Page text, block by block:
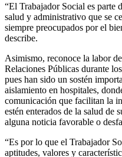
“El Trabajador Social es parte
salud y administrativo que se
siempre preocupados por el
describe.
Asimismo, reconoce la labor
Relaciones Públicas durante
pues han sido un sostén
aislamiento en hospitales,
comunicación que facilitan la
estén enterados de la salud de
alguna noticia favorable o
“Es por lo que el Trabajador
aptitudes, valores y